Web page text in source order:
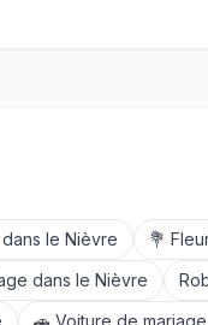
dans le Nièvre 💐
dans le Nièvre
🚗 Voiture de mariage